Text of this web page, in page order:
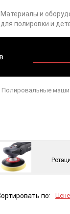
Материалы и
для полировки и
Полировальные
по: Цене